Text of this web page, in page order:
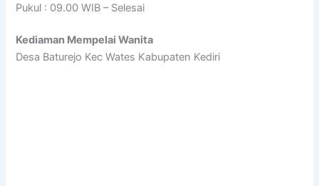
Pukul : 09.00 WIB – Selesai
Kediaman Mempelai Wanita
Desa Baturejo Kec Wates Kabupaten Kediri